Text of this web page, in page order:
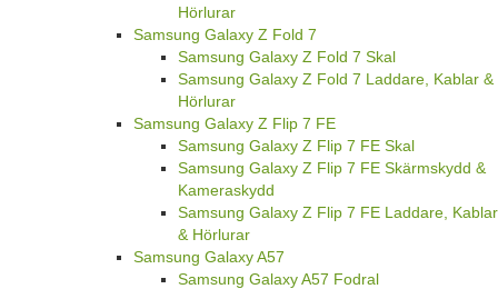
Hörlurar
Samsung Galaxy Z Fold 7
Samsung Galaxy Z Fold 7 Skal
Samsung Galaxy Z Fold 7 Laddare, Kablar &
Hörlurar
Samsung Galaxy Z Flip 7 FE
Samsung Galaxy Z Flip 7 FE Skal
Samsung Galaxy Z Flip 7 FE Skärmskydd &
Kameraskydd
Samsung Galaxy Z Flip 7 FE Laddare, Kablar
& Hörlurar
Samsung Galaxy A57
Samsung Galaxy A57 Fodral